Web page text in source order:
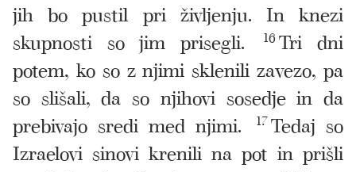
jih bo pustil pri življenju. In knezi
skupnosti so jim prisegli.
16 Tri dni
potem, ko so z njimi sklenili zavezo, pa
so slišali, da so njihovi sosedje in da
prebivajo sredi med njimi.
17Tedaj so
Izraelovi sinovi krenili na pot in prišli